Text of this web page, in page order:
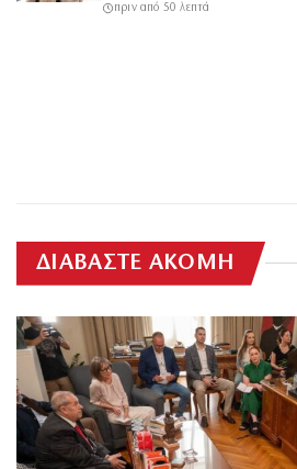
πριν από 50 λεπτά
ΔΙΑΒΑΣΤΕ ΑΚΟΜΗ